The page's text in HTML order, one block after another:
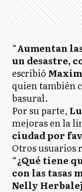
“Aumentan
un desastre,
escribió
quien también
basural.
Por su parte,
mejoras en la
ciudad por
Otros usuarios
“¿Qué tiene
con las tasas
Nelly